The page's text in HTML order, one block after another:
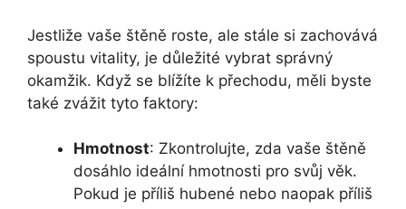
Jestliže vaše štěně roste, ale stále si zachovává
spoustu vitality, je důležité vybrat správný
okamžik. Když se blížíte k přechodu, měli byste
také zvážit tyto faktory:
Hmotnost: Zkontrolujte, zda vaše štěně
dosáhlo ideální hmotnosti pro svůj věk.
Pokud je příliš hubené nebo naopak příliš